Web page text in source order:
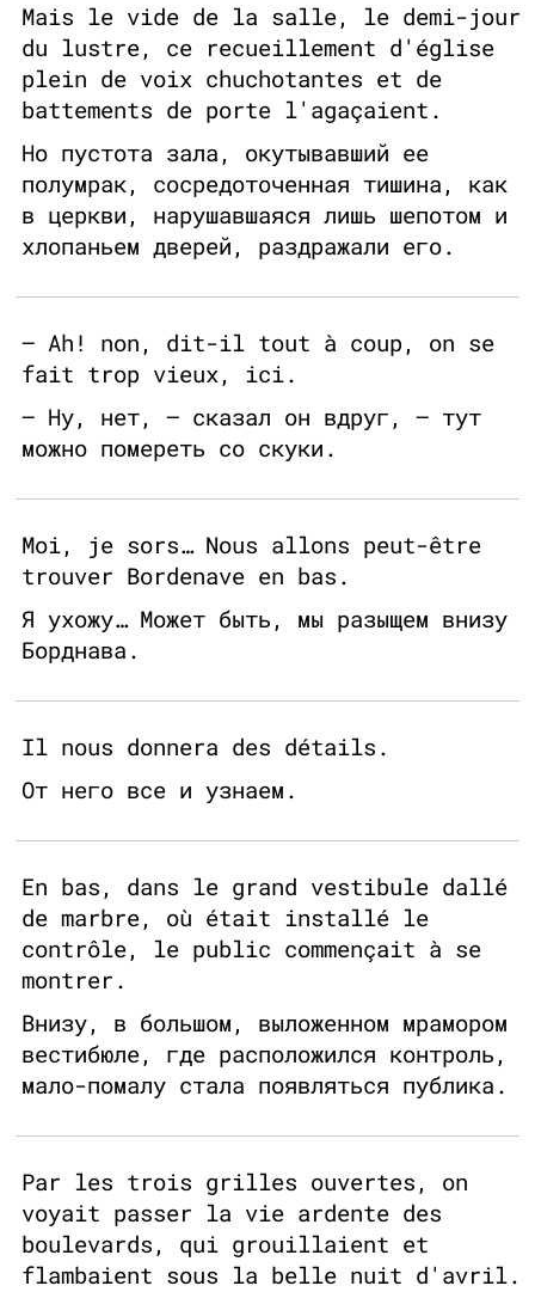
Mais le vide de la salle, le demi-jour
du lustre, ce recueillement d'église
plein de voix chuchotantes et de
battements de porte l'agaçaient.
Но пустота зала, окутывавший ее
полумрак, сосредоточенная тишина, как
в церкви, нарушавшаяся лишь шепотом и
хлопаньем дверей, раздражали его.
— Ah! non, dit-il tout à coup, on se
fait trop vieux, ici.
— Ну, нет, — сказал он вдруг, — тут
можно помереть со скуки.
Moi, je sors… Nous allons peut-être
trouver Bordenave en bas.
Я ухожу… Может быть, мы разыщем внизу
Борднава.
Il nous donnera des détails.
От него все и узнаем.
En bas, dans le grand vestibule dallé
de marbre, où était installé le
contrôle, le public commençait à se
montrer.
Внизу, в большом, выложенном мрамором
вестибюле, где расположился контроль,
мало-помалу стала появляться публика.
Par les trois grilles ouvertes, on
voyait passer la vie ardente des
boulevards, qui grouillaient et
flambaient sous la belle nuit d'avril.